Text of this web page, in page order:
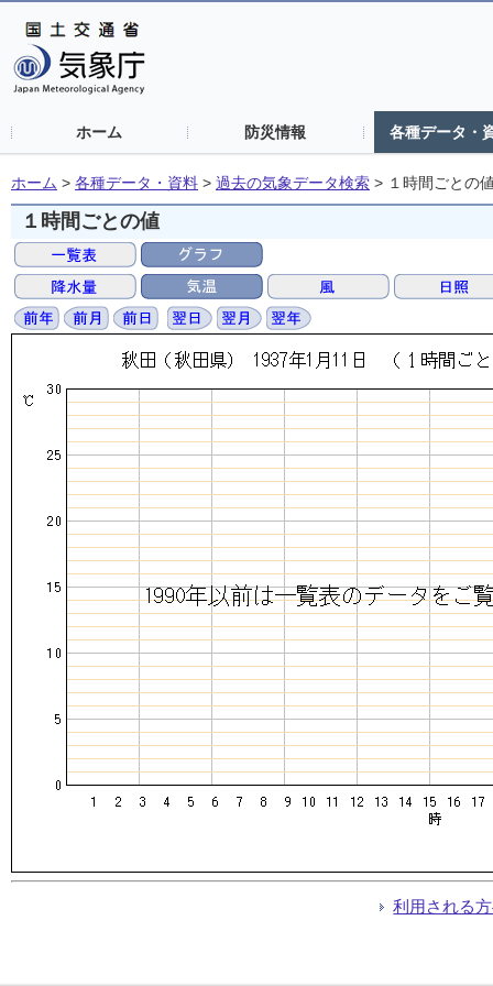
ホーム 防災情報 各種データ・
ホーム > 各種データ・資料 > 過去の気象データ検索 > １時間ごとの
１時間ごとの値
利用される